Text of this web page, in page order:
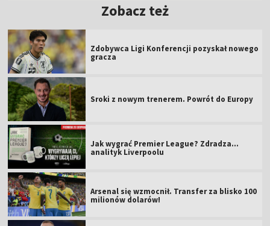
Zobacz też
Zdobywca Ligi Konferencji pozyskał nowego
gracza
Sroki z nowym trenerem. Powrót do Europy
Jak wygrać Premier League? Zdradza...
analityk Liverpoolu
Arsenal się wzmocnił. Transfer za blisko 100
milionów dolarów!